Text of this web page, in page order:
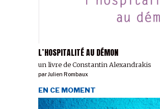
L’HOSPITALITÉ AU DÉMON
un livre de Constantin Alexandrakis
parJulien Rombaux
EN CE MOMENT